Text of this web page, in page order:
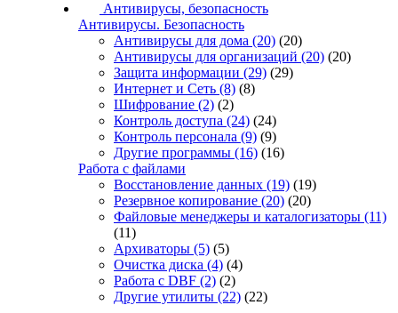
Антивирусы, безопасность
Антивирусы. Безопасность
Антивирусы для дома (20) (20)
Антивирусы для организаций (20) (20)
Защита информации (29) (29)
Интернет и Сеть (8) (8)
Шифрование (2) (2)
Контроль доступа (24) (24)
Контроль персонала (9) (9)
Другие программы (16) (16)
Работа с файлами
Восстановление данных (19) (19)
Резервное копирование (20) (20)
Файловые менеджеры и каталогизаторы (11)
(11)
Архиваторы (5) (5)
Очистка диска (4) (4)
Работа с DBF (2) (2)
Другие утилиты (22) (22)